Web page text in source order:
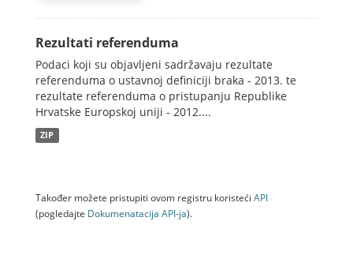
Rezultati referenduma
Podaci koji su objavljeni sadržavaju rezultate
referenduma o ustavnoj definiciji braka - 2013. te
rezultate referenduma o pristupanju Republike
Hrvatske Europskoj uniji - 2012....
ZIP
Također možete pristupiti ovom registru koristeći API
(pogledajte Dokumenаtаcijа API-jа).